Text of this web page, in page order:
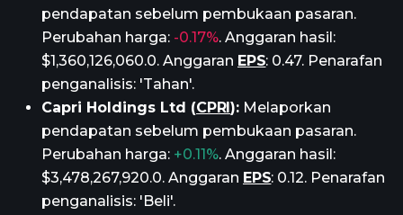
pendapatan sebelum pembukaan pasaran.
Perubahan harga: -0.17%. Anggaran hasil:
$1,360,126,060.0. Anggaran EPS: 0.47. Penarafan
penganalisis: 'Tahan'.
Capri Holdings Ltd (CPRI): Melaporkan
pendapatan sebelum pembukaan pasaran.
Perubahan harga: +0.11%. Anggaran hasil:
$3,478,267,920.0. Anggaran EPS: 0.12. Penarafan
penganalisis: 'Beli'.